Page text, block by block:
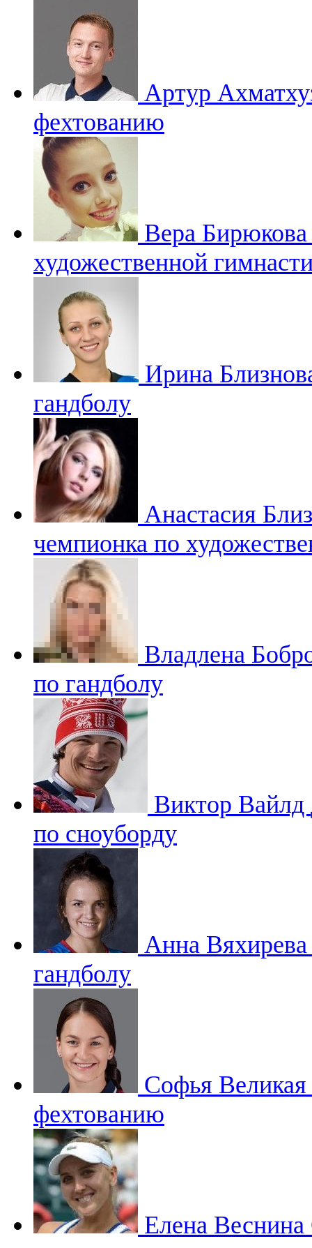
Артур
фехтованию
Вера
художественной
Ирина
гандболу
Анастасия
чемпионка по
Владлена
по гандболу
Виктор Вайлд
по сноуборду
Анна
гандболу
Софья Великая
фехтованию
Елена Веснина